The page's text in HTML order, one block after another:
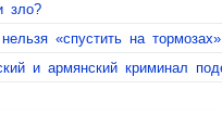
зло?
«спустить на тормозах»
и армянский криминал